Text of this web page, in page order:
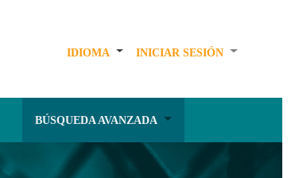
IDIOMA INICIAR SESIÓN
BÚSQUEDA AVANZADA